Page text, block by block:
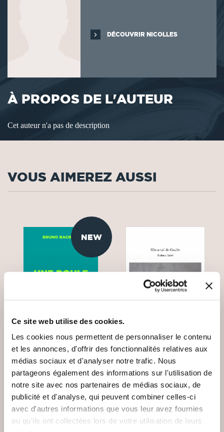
Ce site web utilise des cookies.
Les cookies nous permettent de personnaliser le contenu
et les annonces, d'offrir des fonctionnalités relatives aux
médias sociaux et d'analyser notre trafic. Nous
partageons également des informations sur l'utilisation de
notre site avec nos partenaires de médias sociaux, de
publicité et d'analyse, qui peuvent combiner celles-ci
avec d'autres informations que vous leur avez fournies
ou qu'ils ont collectées lors de votre utilisation de leurs
DÉCOUVRIR NICOLLES
À PROPOS DE L'AUTEUR
Cet auteur n'a pas de description
VOUS AIMEREZ AUSSI
NEW
(0 avis)
Bruno BACROIX
UNE POULE SUR UN
(0 avis)
Thibaut Carré
ELLE A TUÉ DE